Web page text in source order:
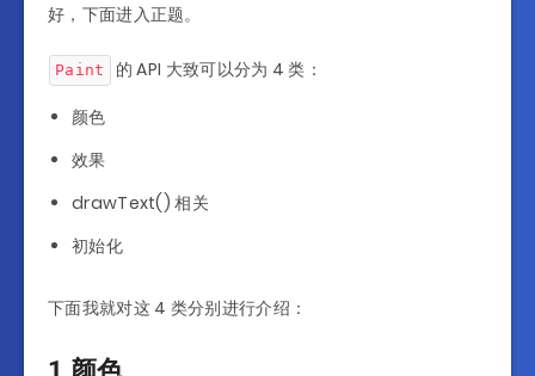
好，下面进入正题。
Paint
的 API 大致可以分为 4 类：
颜色
效果
drawText() 相关
初始化
下面我就对这 4 类分别进行介绍：